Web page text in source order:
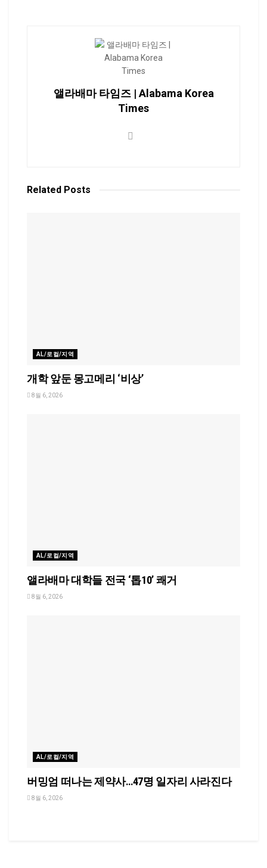
앨라배마 타임즈 | Alabama Korea
Times
Related Posts
AL/로컬/지역
개학 앞둔 몽고메리 ‘비상’
8월 6, 2026
AL/로컬/지역
앨라배마 대학들 전국 ‘톱10’ 쾌거
8월 6, 2026
AL/로컬/지역
버밍엄 떠나는 제약사…47명 일자리 사라진다
8월 6, 2026